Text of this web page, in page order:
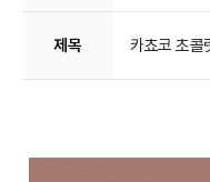
제목 카쵸코 초콜